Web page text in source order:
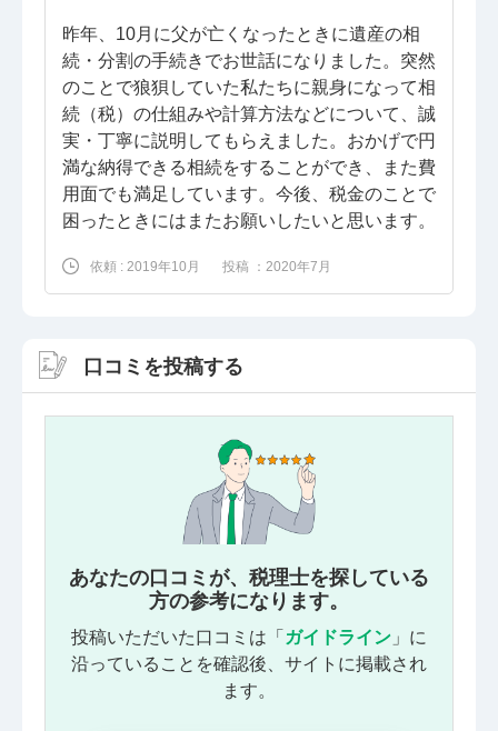
昨年、10月に父が亡くなったときに遺産の相
続・分割の手続きでお世話になりました。突然
のことで狼狽していた私たちに親身になって相
続（税）の仕組みや計算方法などについて、誠
実・丁寧に説明してもらえました。おかげで円
満な納得できる相続をすることができ、また費
用面でも満足しています。今後、税金のことで
困ったときにはまたお願いしたいと思います。
依頼 : 2019年10月 投稿 ：2020年7月
口コミを投稿する
あなたの口コミが、税理士を探している
方の参考になります。
投稿いただいた口コミは「 ガイドライン 」に
沿っていることを確認後、サイトに掲載され
ます。